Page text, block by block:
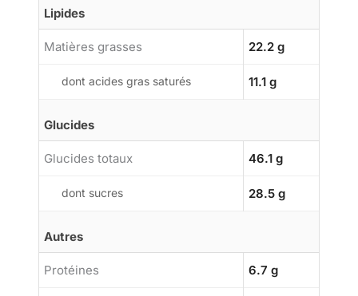
Lipides
Matières grasses 22.2 g
dont acides gras saturés 11.1 g
Glucides
Glucides totaux 46.1 g
dont sucres 28.5 g
Autres
Protéines 6.7 g